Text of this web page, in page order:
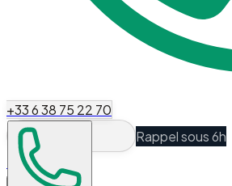
+33 6 38 75 22 70
Rappel sous 6h
Espace Client